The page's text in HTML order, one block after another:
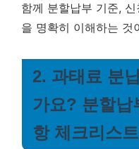
함께 분할납부 기준,
을 명확히 이해하는 것
2. 과태료 분
가요? 분할납
항 체크리스트